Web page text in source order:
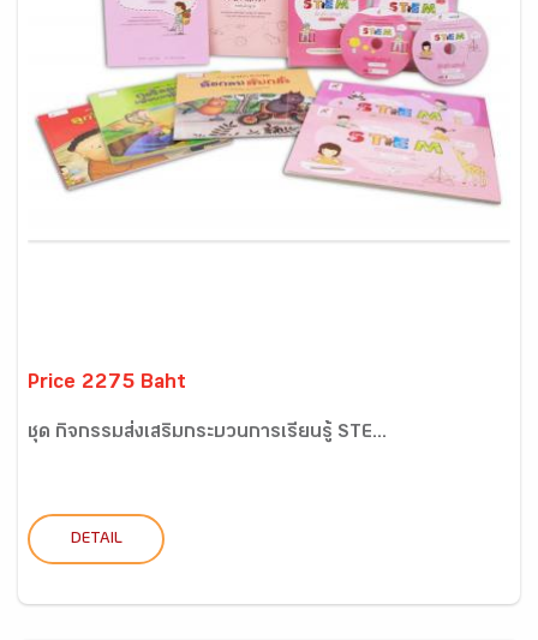
Price 2275 Baht
ชุด กิจกรรมส่งเสริมกระบวนการเรียนรู้ STE...
DETAIL